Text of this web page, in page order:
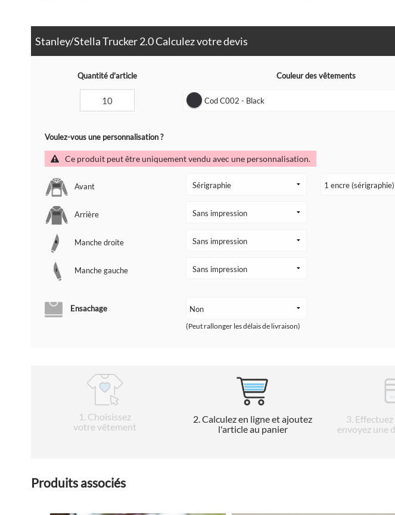
Stanley/Stella Trucker 2.0 Calculez votre devis
Quantité d'article Couleur des vêtements
Cod C002 - Black
Voulez-vous une personnalisation ?
Ce produit peut être uniquement vendu avec une personnalisation.
Avant
Arrière
Manche droite
Manche gauche
Ensachage
(Peut rallonger les délais de livraison)
1 . Choisissez
votre vêtement
2 . Calculez en ligne et ajoutez
l'article au panier
3 .
envoyez une
Produits associés